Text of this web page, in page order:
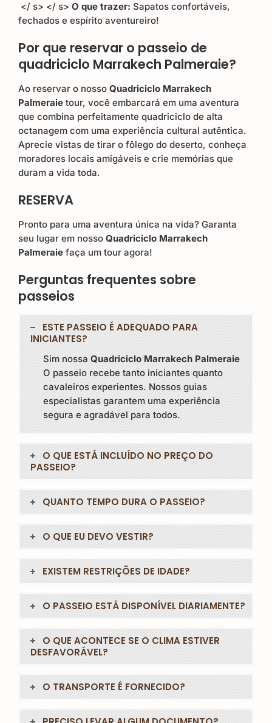
️ </ s> </ s> O que trazer: Sapatos confortáveis,
fechados e espírito aventureiro!
Por que reservar o passeio de
quadriciclo Marrakech Palmeraie?
Ao reservar o nosso Quadriciclo Marrakech
Palmeraie tour, você embarcará em uma aventura
que combina perfeitamente quadriciclo de alta
octanagem com uma experiência cultural autêntica.
Aprecie vistas de tirar o fôlego do deserto, conheça
moradores locais amigáveis ​​e crie memórias que
duram a vida toda.
RESERVA
Pronto para uma aventura única na vida? Garanta
seu lugar em nosso Quadriciclo Marrakech
Palmeraie faça um tour agora!
Perguntas frequentes sobre
passeios
ESTE PASSEIO É ADEQUADO PARA
INICIANTES?
Sim nossa Quadriciclo Marrakech Palmeraie
O passeio recebe tanto iniciantes quanto
cavaleiros experientes. Nossos guias
especialistas garantem uma experiência
segura e agradável para todos.
O QUE ESTÁ INCLUÍDO NO PREÇO DO
PASSEIO?
QUANTO TEMPO DURA O PASSEIO?
O QUE EU DEVO VESTIR?
EXISTEM RESTRIÇÕES DE IDADE?
O PASSEIO ESTÁ DISPONÍVEL DIARIAMENTE?
O QUE ACONTECE SE O CLIMA ESTIVER
DESFAVORÁVEL?
O TRANSPORTE É FORNECIDO?